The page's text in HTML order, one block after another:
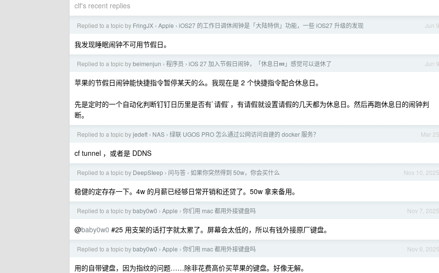
clf's recent replies
Jun 9
Replied to a topic by FringJX › Apple › iOS27 的工作日调休闹钟是「大陆特供」功能，一些 iOS27 升级的发现
我发现睡眠闹钟不可用节假日。
Jun 9
Replied to a topic bybeimenjun › 程序员 › iOS 27 加入节假日闹钟，「休息日💤」感觉可以退休了
苹果的节假日闹钟能快捷指令暂停某天的么。我现在是 2 个快捷指令配合休息日。
先是定时的一个自动化判断钉钉日历里是否有`请假`，有请假就设置请假的几天都为休息日。然后再跑休息日的闹钟判
断。
Mar 25
Replied to a topic byjedeft › NAS › 绿联 UGOS PRO 怎么通过公网访问自建的 docker 服务？
cf tunnel ，或者是 DDNS
Nov 10, 2025
Replied to a topic by DeepSIeep › 问与答 › 如果你突然得到 50w，你会买什么
稳健的定存存一下。4w 的月薪已经够日常开销和还贷了。50w 拿来备用。
Nov 7, 2025
Replied to a topic bybaby0w0 › Apple › 你们用 mac 都用外接键盘吗
@baby0w0 #25 用支架的话打字就太累了。屏幕会太低的，所以有钱外接原厂键盘。
Nov 6, 2025
Replied to a topic bybaby0w0 › Apple › 你们用 mac 都用外接键盘吗
用的自带键盘，因为指纹的问题……除非花费高价买苹果的键盘。好像无解。